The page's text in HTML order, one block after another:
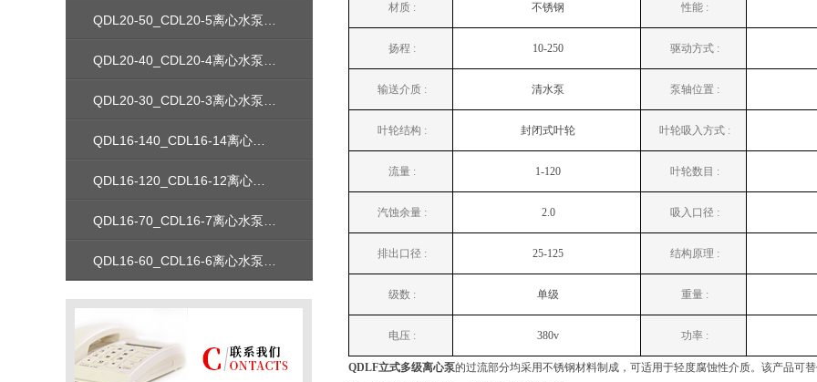
QDL20-50_CDL20-5离心水泵安装尺寸性能参数曲线图价格
QDL20-40_CDL20-4离心水泵安装尺寸性能参数曲线图价格
QDL20-30_CDL20-3离心水泵安装尺寸性能参数曲线图价格
QDL16-140_CDL16-14离心水泵安装尺寸性能参数曲线图价格
QDL16-120_CDL16-12离心水泵安装尺寸性能参数曲线图价格
QDL16-70_CDL16-7离心水泵安装尺寸性能参数曲线图价格
QDL16-60_CDL16-6离心水泵安装尺寸性能参数曲线图价格
材质 : 不锈钢 性能 :
扬程 : 10-250 驱动方式 :
输送介质 : 清水泵 泵轴位置 :
叶轮结构 : 封闭式叶轮 叶轮吸入方式 :
流量 : 1-120 叶轮数目 :
汽蚀余量 : 2.0 吸入口径 :
排出口径 : 25-125 结构原理 :
级数 : 单级 重量 :
电压 : 380v 功率 :
QDLF立式多级离心泵的过流部分均采用不锈钢材料制成，可适用于轻度腐蚀性介质。该产品可